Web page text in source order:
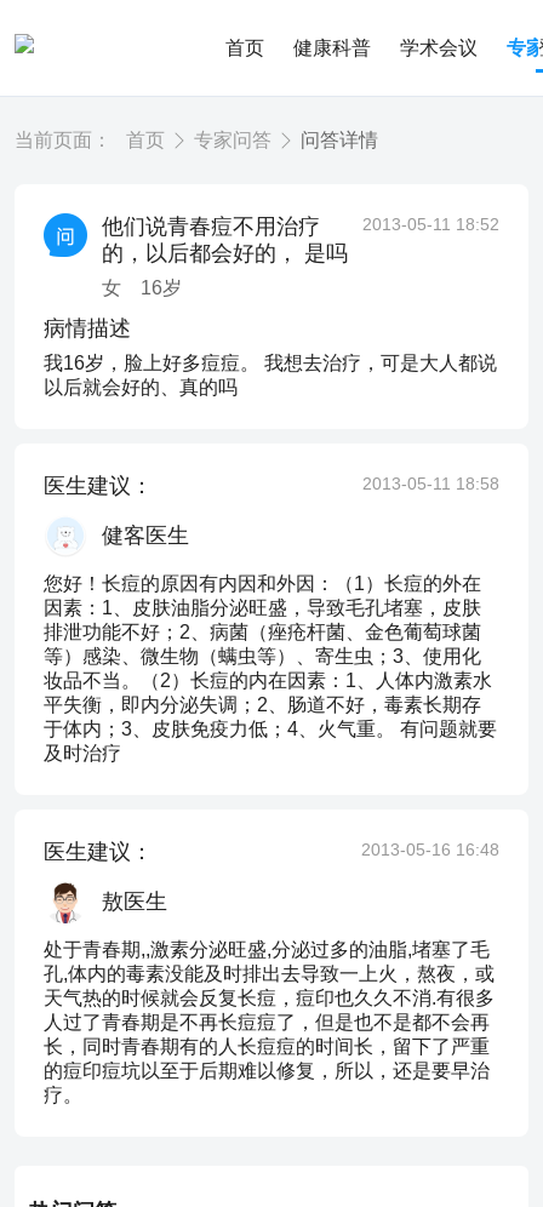
首页 健康科普 学术会议 专
当前页面： 首页 专家问答 问答详情
他们说青春痘不用治疗
的，以后都会好的， 是吗
女 16岁
2013-05-11 18:52
病情描述
我16岁，脸上好多痘痘。 我想去治疗，可是大人都说
以后就会好的、真的吗
医生建议： 2013-05-11 18:58
健客医生
您好！长痘的原因有内因和外因：（1）长痘的外在
因素：1、皮肤油脂分泌旺盛，导致毛孔堵塞，皮肤
排泄功能不好；2、病菌（痤疮杆菌、金色葡萄球菌
等）感染、微生物（螨虫等）、寄生虫；3、使用化
妆品不当。（2）长痘的内在因素：1、人体内激素水
平失衡，即内分泌失调；2、肠道不好，毒素长期存
于体内；3、皮肤免疫力低；4、火气重。 有问题就要
及时治疗
医生建议： 2013-05-16 16:48
敖医生
处于青春期,,激素分泌旺盛,分泌过多的油脂,堵塞了毛
孔,体内的毒素没能及时排出去导致一上火，熬夜，或
天气热的时候就会反复长痘，痘印也久久不消.有很多
人过了青春期是不再长痘痘了，但是也不是都不会再
长，同时青春期有的人长痘痘的时间长，留下了严重
的痘印痘坑以至于后期难以修复，所以，还是要早治
疗。